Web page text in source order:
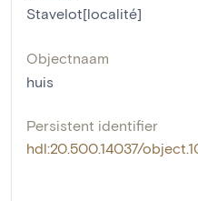
Stavelot[localité]
Objectnaam
huis
Persistent identifier
hdl:20.500.14037/